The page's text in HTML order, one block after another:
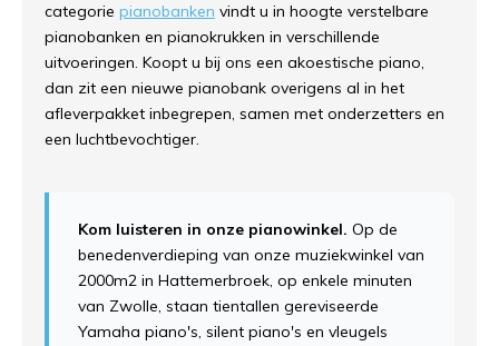
categorie pianobanken vindt u in hoogte verstelbare
pianobanken en pianokrukken in verschillende
uitvoeringen. Koopt u bij ons een akoestische piano,
dan zit een nieuwe pianobank overigens al in het
afleverpakket inbegrepen, samen met onderzetters en
een luchtbevochtiger.
Kom luisteren in onze pianowinkel. Op de
benedenverdieping van onze muziekwinkel van
2000m2 in Hattemerbroek, op enkele minuten
van Zwolle, staan tientallen gereviseerde
Yamaha piano's, silent piano's en vleugels